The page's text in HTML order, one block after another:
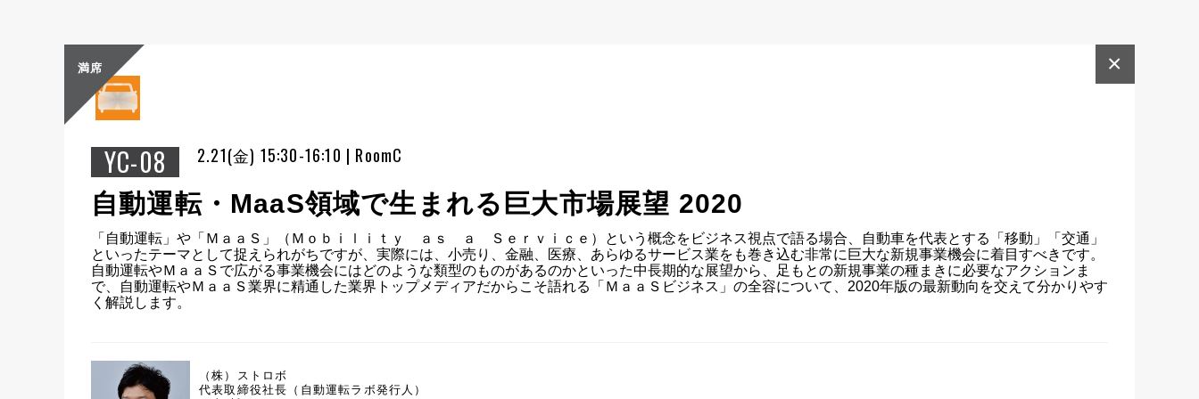
YC-08 2.21(金) 15:30-16:10 | RoomC
×
満席
自動運転・MaaS領域で生まれる巨大市場展望 2020
「自動運転」や「ＭａａＳ」（Ｍｏｂｉｌｉｔｙ　ａｓ　ａ　Ｓｅｒｖｉｃｅ）という概念をビジネス視点で語る場合、自動車を代表とする「移動」「交通」
といったテーマとして捉えられがちですが、実際には、小売り、金融、医療、あらゆるサービス業をも巻き込む非常に巨大な新規事業機会に着目すべきです。
自動運転やＭａａＳで広がる事業機会にはどのような類型のものがあるのかといった中長期的な展望から、足もとの新規事業の種まきに必要なアクションま
で、自動運転やＭａａＳ業界に精通した業界トップメディアだからこそ語れる「ＭａａＳビジネス」の全容について、2020年版の最新動向を交えて分かりやす
く解説します。
（株）ストロボ
代表取締役社長（自動運転ラボ発行人）